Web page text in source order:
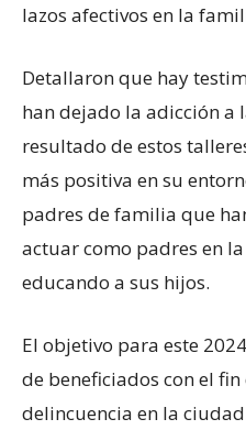
lazos afectivos en la
Detallaron que hay
han dejado la adicción a
resultado de estos
más positiva en su
padres de familia que
actuar como padres en
educando a sus hijos.
El objetivo para este
de beneficiados con el
delincuencia en la